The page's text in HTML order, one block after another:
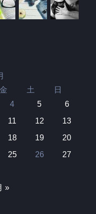
金 土 日
4 5
6
11 12
13
18 19
20
25 26
27
»